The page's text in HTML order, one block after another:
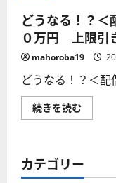
どうなる！？＜
０万円 上限引
mahoroba19
どうなる！？＜
続きを読む
う
偶
者
カテゴリー